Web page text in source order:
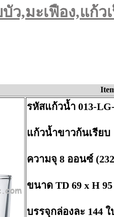
ว,มะเฟือง,แก้ว
รหัสแก้วน้ำ 013-
แก้วน้ำขาวก้นเรียบ
ความจุ 8 ออนซ์
ขนาด TD 69 x H
บรรจุกล่องละ 144 ใ